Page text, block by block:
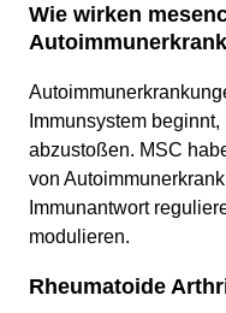
Wie wirken
Immunsystem
abzustoßen. MSC
von
Immunantwort
modulieren.
Rheumatoide